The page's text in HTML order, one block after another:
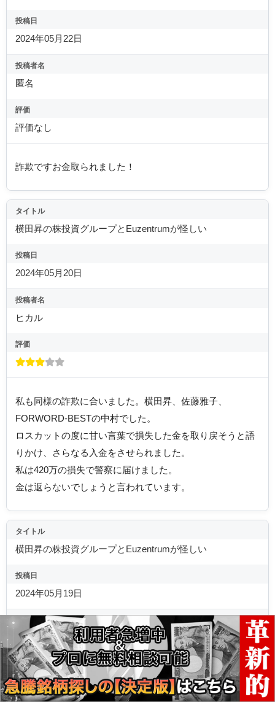
投稿日
2024年05月22日
投稿者名
匿名
評価
評価なし
詐欺ですお金取られました！
タイトル
横田昇の株投資グループとEuzentrumが怪しい
投稿日
2024年05月20日
投稿者名
ヒカル
評価
私も同様の詐欺に合いました。横田昇、佐藤雅子、
FORWORD-BESTの中村でした。
ロスカットの度に甘い言葉で損失した金を取り戻そうと語
りかけ、さらなる入金をさせられました。
私は420万の損失で警察に届けました。
金は返らないでしょうと言われています。
タイトル
横田昇の株投資グループとEuzentrumが怪しい
投稿日
2024年05月19日
投稿者名
ピシ
評価
評価なし